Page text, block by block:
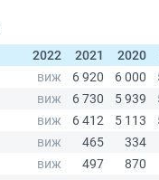
2022
2021 2020